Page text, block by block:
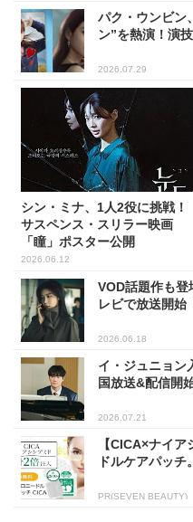
パク・ウンビン
ン”を熱演！演
2026.07.29
シン・ミナ、1人2役に挑戦！
サスペンス・スリラー映画
「瞳」ポスター公開
2026.06.12
VOD話題作も
レビで放送開始
2026.06.18
イ・ジュニョン
国放送&配信開
2026.07.21
【CICA×ナイ
ドルケアパッ
PR(SEVEN BEAUTY)